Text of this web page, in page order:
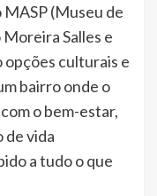
(Museu de
Salles e
culturais e
bairro onde o
o bem-estar,
de vida
a tudo o que